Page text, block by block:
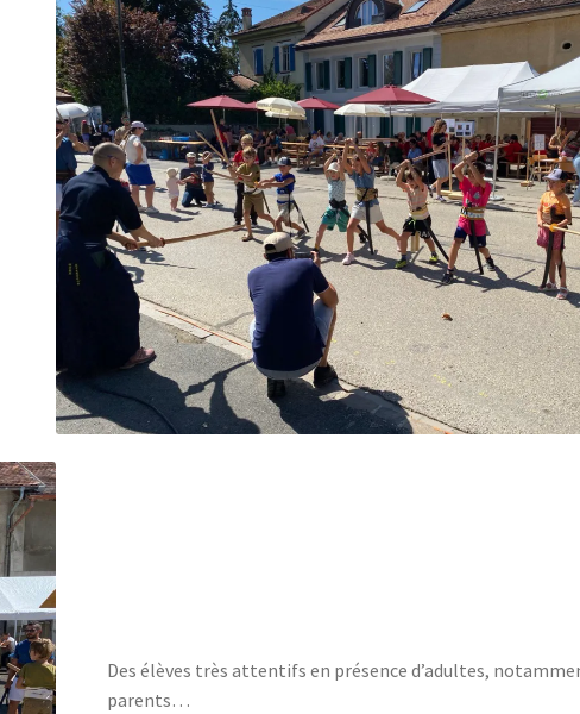
Des élèves très attentifs en présence d’adultes,
parents…